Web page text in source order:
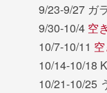
9/23-9/27 ガ
9/30-10/4 空き
10/7-10/11 空
10/14-10/18
10/21-10/25